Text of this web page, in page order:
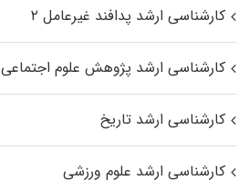
کارشناسی ارشد پدافند غیرعامل ۲
کارشناسی ارشد پژوهش علوم اجتماعی
کارشناسی ارشد تاریخ
کارشناسی ارشد علوم ورزشی